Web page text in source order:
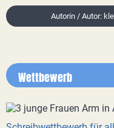
Autorin / Autor:
Wettbewerb